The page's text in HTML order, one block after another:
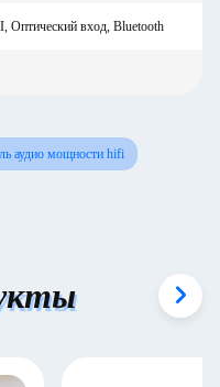
вход, Bluetooth
аудио мощности hifi